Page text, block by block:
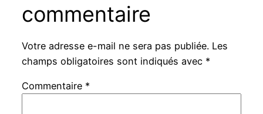
commentaire
Votre adresse e-mail ne sera pas publiée. Les
champs obligatoires sont indiqués avec *
Commentaire *